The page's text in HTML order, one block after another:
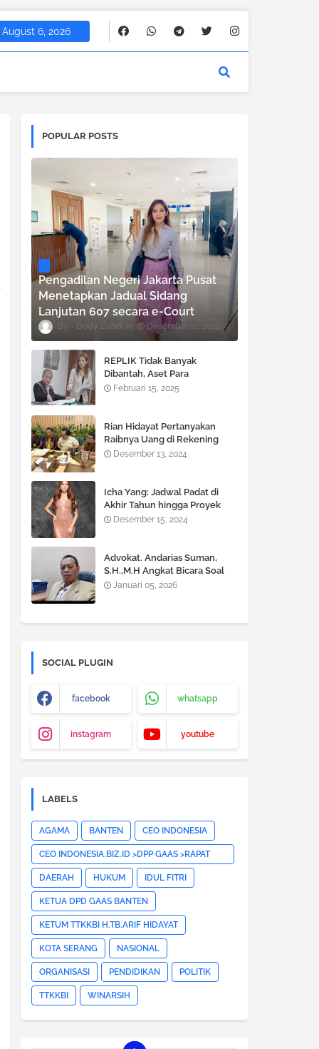
August 6, 2026
POPULAR POSTS
Pengadilan Negeri Jakarta Pusat
Menetapkan Jadual Sidang
Lanjutan 607 secara e-Court
Dody Zuhdi Desember 12, 2024
REPLIK Tidak Banyak
Dibantah, Aset Para
TERGUGAT Terancam di SITA
Februari 15, 2025
Rian Hidayat Pertanyakan
Raibnya Uang di Rekening
Bank BNI Cabang Fatmawati
Desember 13, 2024
Icha Yang: Jadwal Padat di
Akhir Tahun hingga Proyek
Besar di 2025
Desember 15, 2024
Advokat. Andarias Suman,
S.H.,M.H Angkat Bicara Soal
KUHP dan KUHAP yang Baru
Januari 05, 2026
SOCIAL PLUGIN
facebook whatsapp
instagram youtube
LABELS
AGAMA BANTEN CEO INDONESIA
CEO INDONESIA.BIZ.ID >DPP GAAS >RAPAT
PLENO DPP GAAS >JAKARTA
PUSAT>HOTNEWS>
DAERAH HUKUM IDUL FITRI
KETUA DPD GAAS BANTEN
KETUM TTKKBI H.TB.ARIF HIDAYAT
KOTA SERANG NASIONAL
ORGANISASI PENDIDIKAN POLITIK
TTKKBI WINARSIH